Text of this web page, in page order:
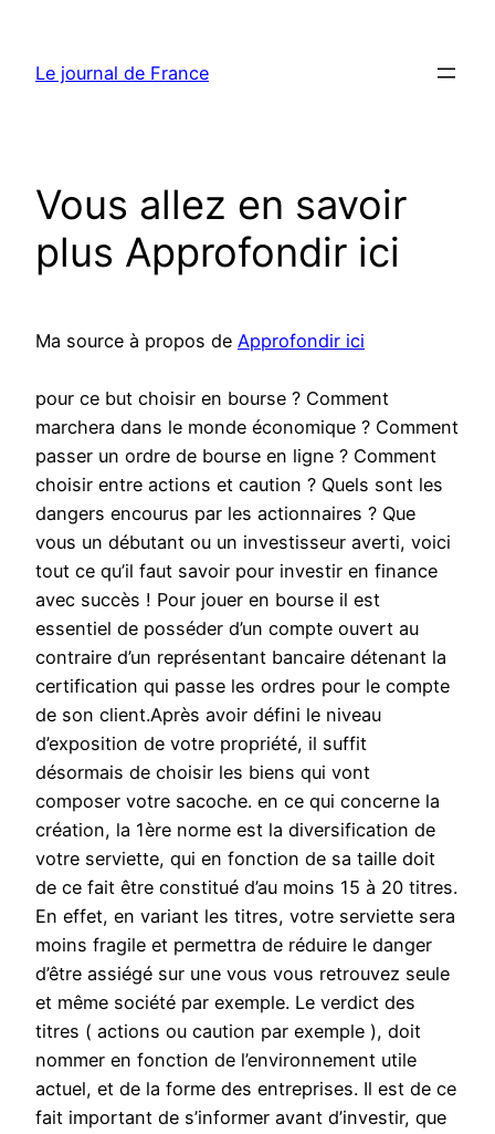
contenu
Le journal de France
Vous allez en savoir
plus Approfondir ici
Ma source à propos de Approfondir ici
pour ce but choisir en bourse ? Comment
marchera dans le monde économique ? Comment
passer un ordre de bourse en ligne ? Comment
choisir entre actions et caution ? Quels sont les
dangers encourus par les actionnaires ? Que
vous un débutant ou un investisseur averti, voici
tout ce qu’il faut savoir pour investir en finance
avec succès ! Pour jouer en bourse il est
essentiel de posséder d’un compte ouvert au
contraire d’un représentant bancaire détenant la
certification qui passe les ordres pour le compte
de son client.Après avoir défini le niveau
d’exposition de votre propriété, il suffit
désormais de choisir les biens qui vont
composer votre sacoche. en ce qui concerne la
création, la 1ère norme est la diversification de
votre serviette, qui en fonction de sa taille doit
de ce fait être constitué d’au moins 15 à 20 titres.
En effet, en variant les titres, votre serviette sera
moins fragile et permettra de réduire le danger
d’être assiégé sur une vous vous retrouvez seule
et même société par exemple. Le verdict des
titres ( actions ou caution par exemple ), doit
nommer en fonction de l’environnement utile
actuel, et de la forme des entreprises. Il est de ce
fait important de s’informer avant d’investir, que